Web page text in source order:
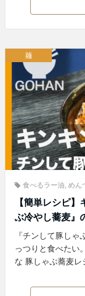
麺
食べるラー油 めん
【簡単レシピ
ぶ冷やし蕎麦』
『チンして豚し
っつりと食べたい
な 豚しゃぶ蕎麦レ